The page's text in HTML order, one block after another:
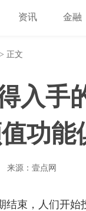
资讯 金融
正文
入手
功能
来源：壹点网
结束，人们开